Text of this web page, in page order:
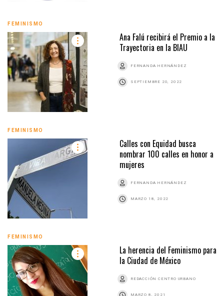
FEMINISMO
Ana Falú recibirá el Premio a la
Trayectoria en la BIAU
FERNANDA HERNÁNDEZ
SEPTIEMBRE 20, 2022
FEMINISMO
Calles con Equidad busca
nombrar 100 calles en honor a
mujeres
FERNANDA HERNÁNDEZ
MARZO 18, 2022
FEMINISMO
La herencia del Feminismo para
la Ciudad de México
REDACCIÓN CENTRO URBANO
MARZO 8, 2021